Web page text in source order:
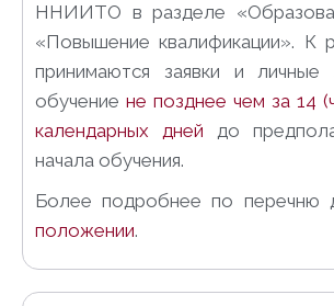
ННИИТО в разделе
«Повышение квалификации». К
принимаются заявки и личные
обучение не позднее чем за 14
календарных дней до
начала обучения.
Более подробнее по перечню
положении.